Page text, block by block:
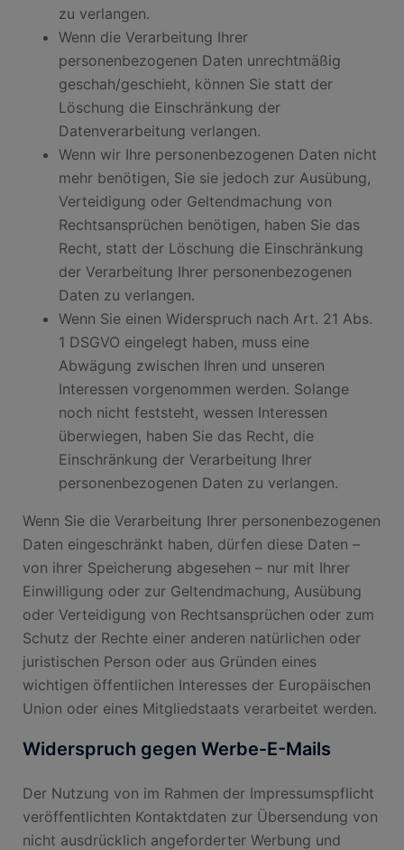
zu verlangen.
Wenn die Verarbeitung Ihrer
personenbezogenen Daten unrechtmäßig
geschah/geschieht, können Sie statt der
Löschung die Einschränkung der
Datenverarbeitung verlangen.
Wenn wir Ihre personenbezogenen Daten nicht
mehr benötigen, Sie sie jedoch zur Ausübung,
Verteidigung oder Geltendmachung von
Rechtsansprüchen benötigen, haben Sie das
Recht, statt der Löschung die Einschränkung
der Verarbeitung Ihrer personenbezogenen
Daten zu verlangen.
Wenn Sie einen Widerspruch nach Art. 21 Abs.
1 DSGVO eingelegt haben, muss eine
Abwägung zwischen Ihren und unseren
Interessen vorgenommen werden. Solange
noch nicht feststeht, wessen Interessen
überwiegen, haben Sie das Recht, die
Einschränkung der Verarbeitung Ihrer
personenbezogenen Daten zu verlangen.
Wenn Sie die Verarbeitung Ihrer personenbezogenen
Daten eingeschränkt haben, dürfen diese Daten –
von ihrer Speicherung abgesehen – nur mit Ihrer
Einwilligung oder zur Geltendmachung, Ausübung
oder Verteidigung von Rechtsansprüchen oder zum
Schutz der Rechte einer anderen natürlichen oder
juristischen Person oder aus Gründen eines
wichtigen öffentlichen Interesses der Europäischen
Union oder eines Mitgliedstaats verarbeitet werden.
Widerspruch gegen Werbe-E-Mails
Der Nutzung von im Rahmen der Impressumspflicht
veröffentlichten Kontaktdaten zur Übersendung von
nicht ausdrücklich angeforderter Werbung und